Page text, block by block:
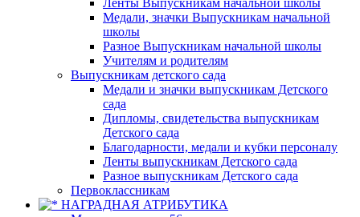
Ленты Выпускникам начальной школы
Медали, значки Выпускникам начальной
школы
Разное Выпускникам начальной школы
Учителям и родителям
Выпускникам детского сада
Медали и значки выпускникам Детского
сада
Дипломы, свидетельства выпускникам
Детского сада
Благодарности, медали и кубки персоналу
Ленты выпускникам Детского сада
Разное выпускникам Детского сада
Первоклассникам
НАГРАДНАЯ АТРИБУТИКА